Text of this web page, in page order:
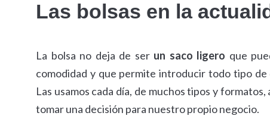
Las bolsas en la
La bolsa no deja de ser un saco ligero que
comodidad y que permite introducir todo tipo
Las usamos cada día, de muchos tipos y
tomar una decisión para nuestro propio negocio.